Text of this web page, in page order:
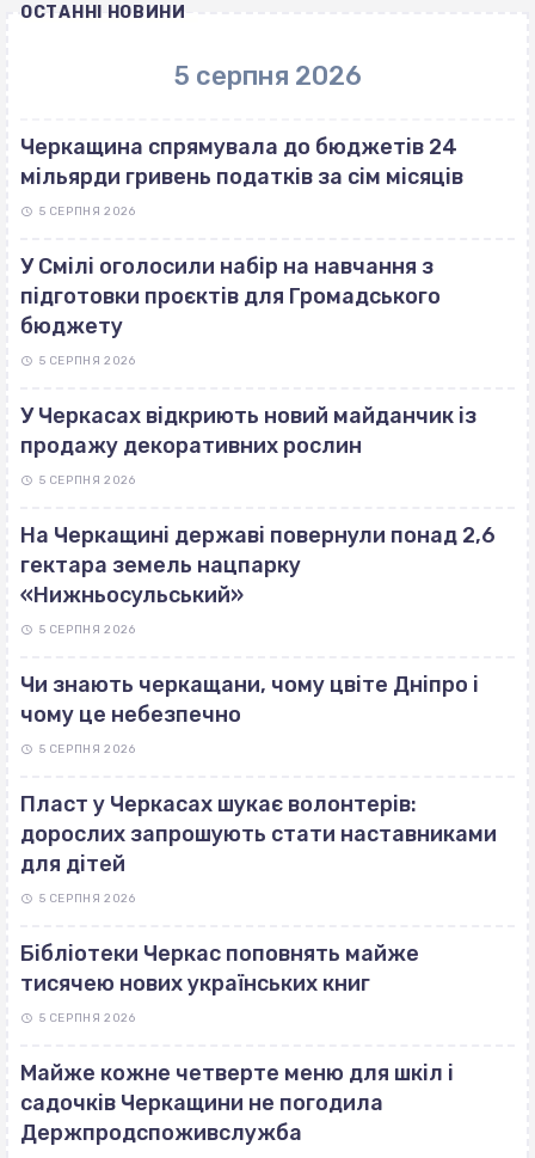
ОСТАННІ НОВИНИ
5 серпня 2026
Черкащина спрямувала до бюджетів 24
мільярди гривень податків за сім місяців
5 СЕРПНЯ 2026
У Смілі оголосили набір на навчання з
підготовки проєктів для Громадського
бюджету
5 СЕРПНЯ 2026
У Черкасах відкриють новий майданчик із
продажу декоративних рослин
5 СЕРПНЯ 2026
На Черкащині державі повернули понад 2,6
гектара земель нацпарку
«Нижньосульський»
5 СЕРПНЯ 2026
Чи знають черкащани, чому цвіте Дніпро і
чому це небезпечно
5 СЕРПНЯ 2026
Пласт у Черкасах шукає волонтерів:
дорослих запрошують стати наставниками
для дітей
5 СЕРПНЯ 2026
Бібліотеки Черкас поповнять майже
тисячею нових українських книг
5 СЕРПНЯ 2026
Майже кожне четверте меню для шкіл і
садочків Черкащини не погодила
Держпродспоживслужба